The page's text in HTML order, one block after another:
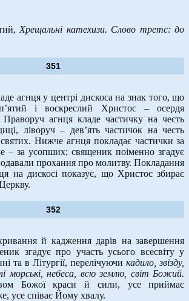
Хрещальні катехизи. Слово третє: до
351
агнця у центрі дискоса на знак того, що
і воскреслий Христос – осердя
Праворуч агнця кладе частичку на честь
ліворуч – дев’ять частичок на честь
Нижче агнця покладає частички за
за усопших; священик поіменно згадує
прохання про молитву. Покладання
на дискосі показує, що Христос збирає
352
й кадження дарів на завершення
згадує про участь усього всесвіту у
та в Літургії, перелічуючикадило, звізду,
морські, небеса, всю землю, світ Божий.
Божої краси й сили, усе приймає
усе співає Йому хвалу.